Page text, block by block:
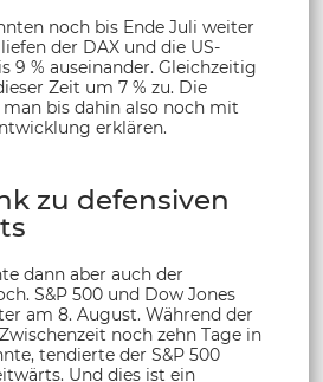
noch bis Ende Juli weiter
der DAX und die US-
9 % auseinander. Gleichzeitig
Zeit um 7 % zu. Die
bis dahin also noch mit
erklären.
zu defensiven
dann aber auch der
S&P 500 und Dow Jones
am 8. August. Während der
noch zehn Tage in
tendierte der S&P 500
Und dies ist ein